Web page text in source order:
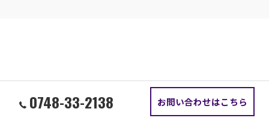
0748-33-2138 お問い合わせはこちら